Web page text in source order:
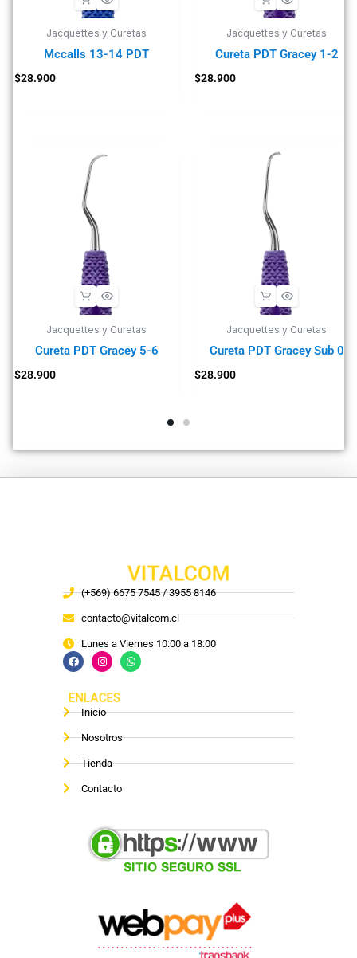
Jacquettes y Curetas
Mccalls 13-14 PDT
$28.900
Jacquettes y Curetas
Cureta PDT Gracey 1-2
$28.900
Jacquettes y Curetas
Cureta PDT Gracey 5-6
$28.900
Jacquettes y Curetas
Cureta PDT Gracey Sub 0
$28.900
VITALCOM
(+569) 6675 7545 / 3955 8146
contacto@vitalcom.cl
Lunes a Viernes 10:00 a 18:00
ENLACES
Inicio
Nosotros
Tienda
Contacto